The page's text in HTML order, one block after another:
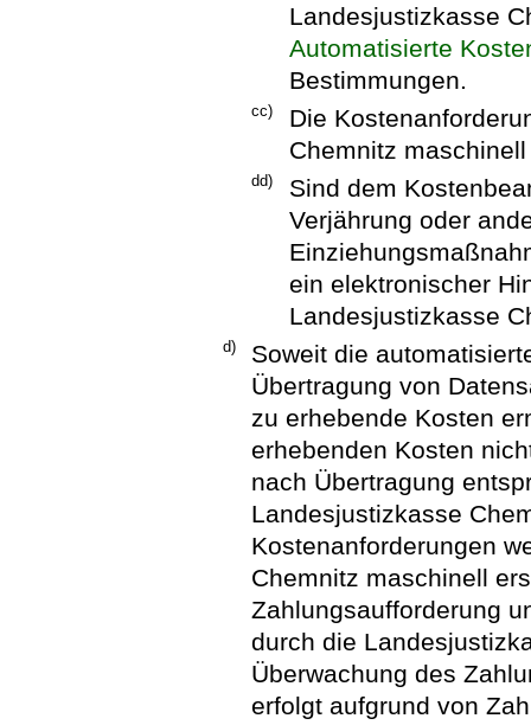
Landesjustizkasse
Automatisierte
Bestimmungen.
cc)
Die
Chemnitz
dd)
Sind dem
Verjährung oder
ein elektronischer
Landesjustizkasse
d)
Soweit die
Übertragung von
zu erhebende Kosten
erhebenden Kosten
nach Übertragung
Landesjustizkasse
Kostenanforderungen
Chemnitz maschinell
Zahlungsaufforderung
durch die
Überwachung des
erfolgt aufgrund von